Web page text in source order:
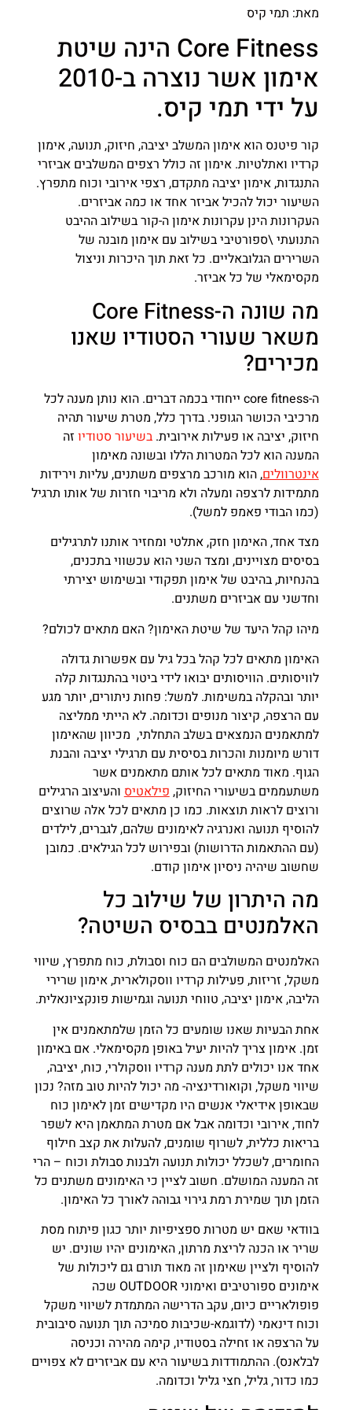
מאת: תמי קיס
Core Fitness הינה שיטת
אימון אשר נוצרה ב-2010
על ידי תמי קיס.
קור פיטנס הוא אימון המשלב יציבה, חיזוק, תנועה, אימון
קרדיו ואתלטיות. אימון זה כולל רצפים המשלבים אביזרי
התנגדות, אימון יציבה מתקדם, רצפי אירובי וכוח מתפרץ.
השיעור יכול להכיל אביזר אחד או כמה אביזרים.
העקרונות הינן עקרונות אימון ה-קור בשילוב ההיבט
התנועתי \ספורטיבי בשילוב עם אימון מובנה של
השרירים הגלובאליים. כל זאת תוך היכרות וניצול
מקסימאלי של כל אביזר.
מה שונה ה-Core Fitness
משאר שעורי הסטודיו שאנו
מכירים?
ה-core fitness ייחודי בכמה דברים. הוא נותן מענה לכל
מרכיבי הכושר הגופני. בדרך כלל, מטרת שיעור תהיה
חיזוק, יציבה או פעילות אירובית.בשיעור סטודיו זה
המענה הוא לכל המטרות הללו ובשונה מאימון
אינטרוולים, הוא מורכב מרצפים משתנים, עליות וירידות
מתמידות לרצפה ומעלה ולא מריבוי חזרות של אותו תרגיל
(כמו הבודי פאמפ למשל).
מצד אחד, האימון חזק, אתלטי ומחזיר אותנו לתרגילים
בסיסים מצויינים, ומצד השני הוא עכשווי בתכנים,
בהנחיות, בהיבט של אימון תפקודי ובשימוש יצירתי
וחדשני עם אביזרים משתנים.
מיהו קהל היעד של שיטת האימון? האם מתאים לכולם?
האימון מתאים לכל קהל בכל גיל עם אפשרות גדולה
לוויסותים. הוויסותים יבואו לידי ביטוי בהתנגדות קלה
יותר ובהקלה במשימות. למשל: פחות ניתורים, יותר מגע
עם הרצפה, קיצור מנופים וכדומה. לא הייתי ממליצה
למתאמנים הנמצאים בשלב התחלתי, מכיוון שהאימון
דורש מיומנות והכרות בסיסית עם תרגילי יציבה והבנת
הגוף. מאוד מתאים לכל אותם מתאמנים אשר
משתעממים בשיעורי החיזוק,פילאטיסוהעיצוב הרגילים
ורוצים לראות תוצאות. כמו כן מתאים לכל אלה שרוצים
להוסיף תנועה ואנרגיה לאימונים שלהם, לגברים, לילדים
(עם ההתאמות הדרושות) ובפירוש לכל הגילאים. כמובן
שחשוב שיהיה ניסיון אימון קודם.
מה היתרון של שילוב כל
האלמנטים בבסיס השיטה?
האלמנטים המשולבים הם כוח וסבולת, כוח מתפרץ, שיווי
משקל, זריזות, פעילות קרדיו ווסקולארית, אימון שרירי
הליבה, אימון יציבה, טווחי תנועה וגמישות פונקציונאלית.
אחת הבעיות שאנו שומעים כל הזמן שלמתאמנים אין
זמן. אימון צריך להיות יעיל באופן מקסימאלי. אם באימון
אחד אנו יכולים לתת מענה קרדיו ווסקולרי, כוח, יציבה,
שיווי משקל, וקואורדינציה- מה יכול להיות טוב מזה? נכון
שבאופן אידיאלי אנשים היו מקדישים זמן לאימון כוח
לחוד, אירובי וכדומה אבל אם מטרת המתאמן היא לשפר
בריאות כללית, לשרוף שומנים, להעלות את קצב חילוף
החומרים, לשכלל יכולות תנועה ולבנות סבולת וכוח – הרי
זה המענה המושלם. חשוב לציין כי האימונים משתנים כל
הזמן תוך שמירת רמת גירוי גבוהה לאורך כל האימון.
בוודאי שאם יש מטרות ספציפיות יותר כגון פיתוח מסת
שריר או הכנה לריצת מרתון, האימונים יהיו שונים. יש
להוסיף ולציין שאימון זה מאוד תורם גם ליכולות של
אימונים ספורטיבים ואימוני OUTDOOR שכה
פופולאריים כיום, עקב הדרישה המתמדת לשיווי משקל
וכוח דינאמי (לדוגמא-שכיבות סמיכה תוך תנועה סיבובית
על הרצפה או זחילה בסטודיו, קימה מהירה וכניסה
לבלאנס). ההתמודדות בשיעור היא עם אביזרים לא צפויים
כמו כדור, גליל, חצי גליל וכדומה.